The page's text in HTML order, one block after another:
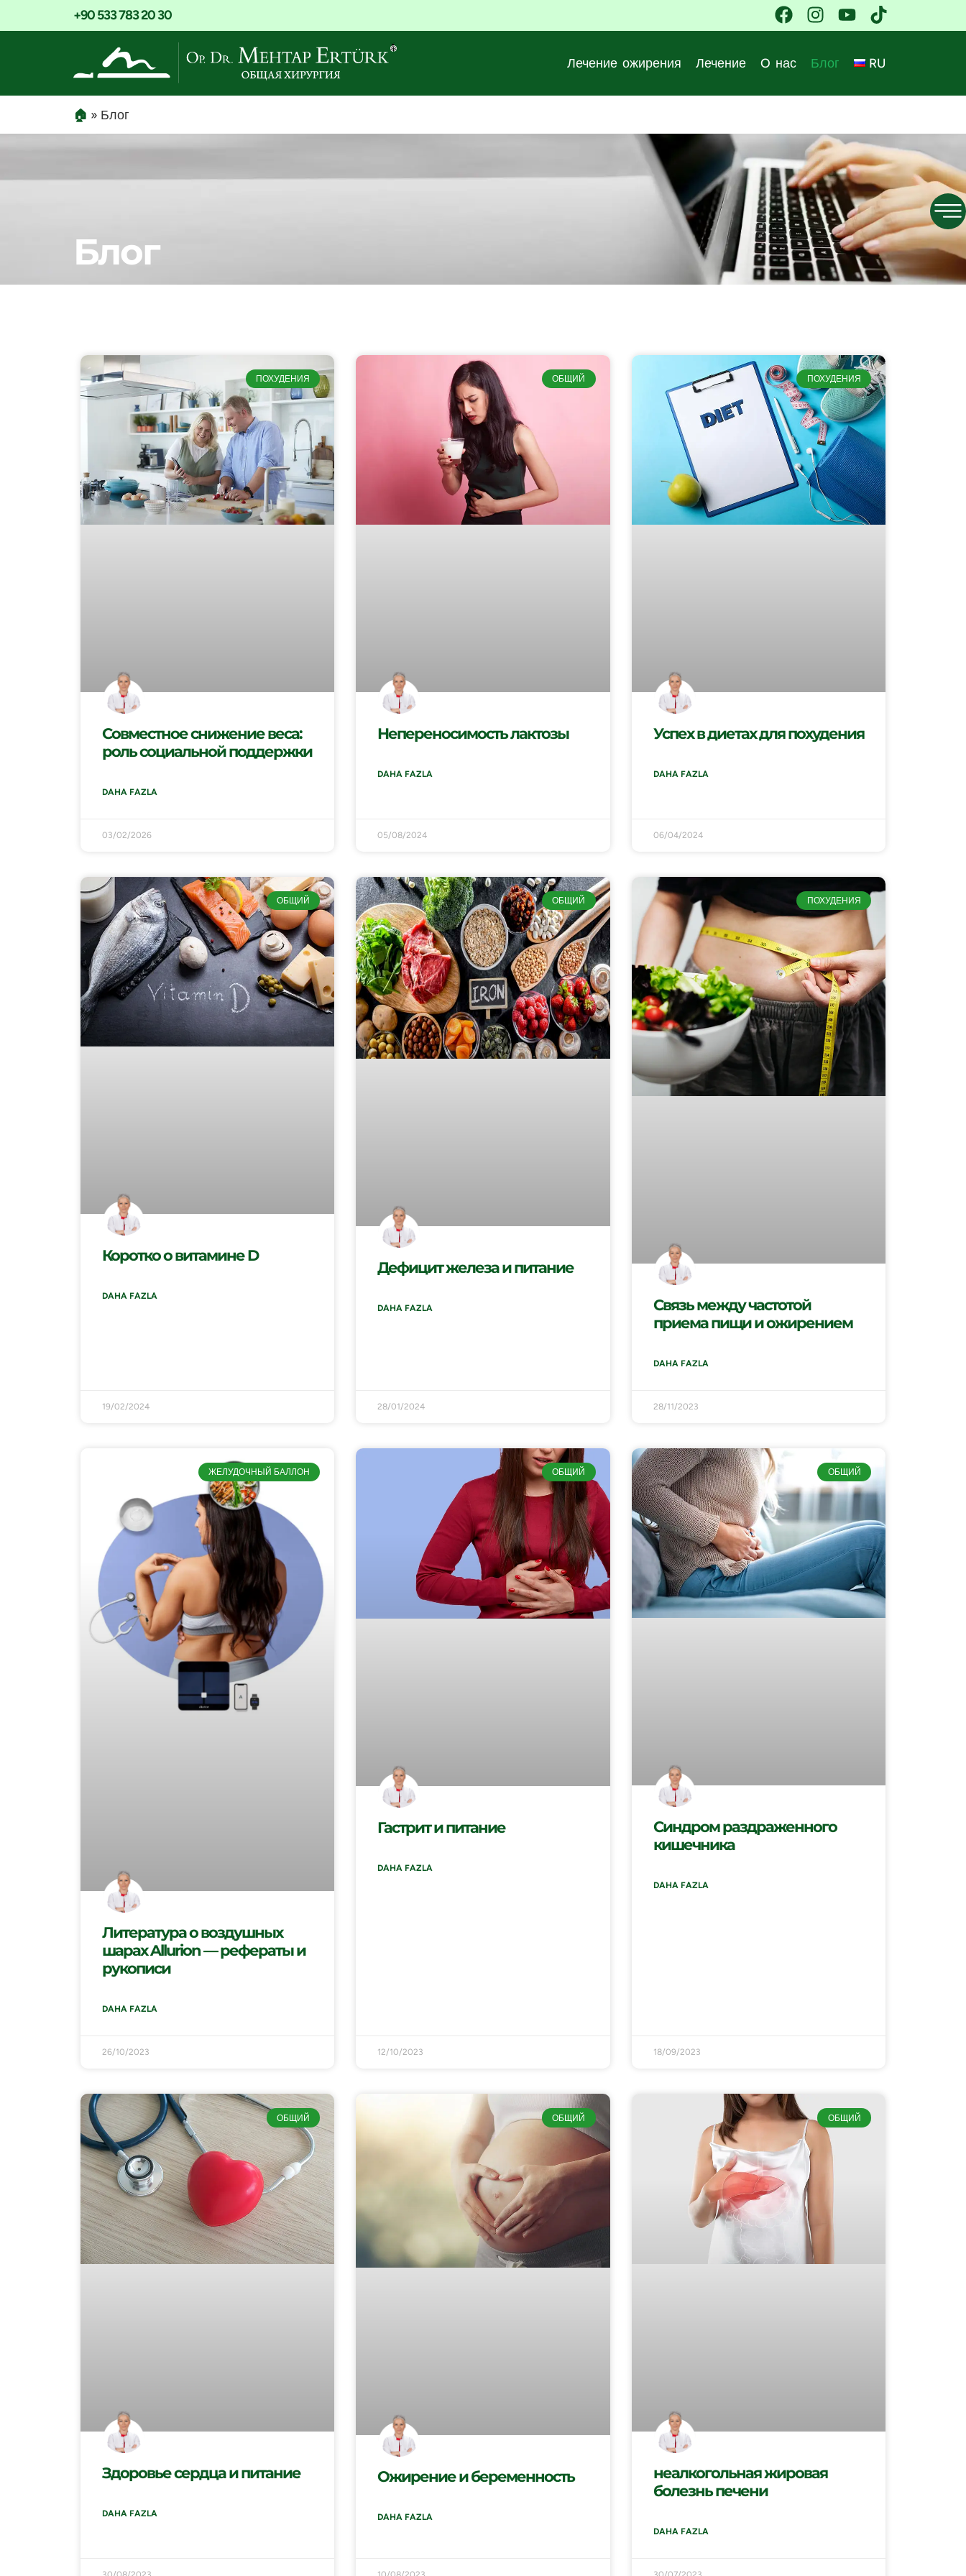
+90 533 783 20 30
Лечение ожирения Лечение O нас Блог RU
🏠 » Блог
Блог
ПОХУДЕНИЯ
Совместное снижение веса:
роль социальной поддержки
DAHA FAZLA
03/02/2026
ОБЩИЙ
Непереносимость лактозы
DAHA FAZLA
05/08/2024
ПОХУДЕНИЯ
Успех в диетах для похудения
DAHA FAZLA
06/04/2024
ОБЩИЙ
Коротко о витамине D
DAHA FAZLA
19/02/2024
ОБЩИЙ
Дефицит железа и питание
DAHA FAZLA
28/01/2024
ПОХУДЕНИЯ
Связь между частотой
приема пищи и ожирением
DAHA FAZLA
28/11/2023
ЖЕЛУДОЧНЫЙ БАЛЛОН
Литература о воздушных
шарах Allurion — рефераты и
рукописи
DAHA FAZLA
26/10/2023
ОБЩИЙ
Гастрит и питание
DAHA FAZLA
12/10/2023
ОБЩИЙ
Синдром раздраженного
кишечника
DAHA FAZLA
18/09/2023
ОБЩИЙ
Здоровье сердца и питание
DAHA FAZLA
ОБЩИЙ
Ожирение и беременность
DAHA FAZLA
ОБЩИЙ
неалкогольная жировая
болезнь печени
DAHA FAZLA